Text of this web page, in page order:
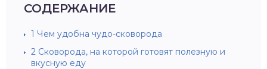
СОДЕРЖАНИЕ
1 Чем удобна чудо-сковорода
2 Сковорода, на которой готовят полезную и
вкусную еду